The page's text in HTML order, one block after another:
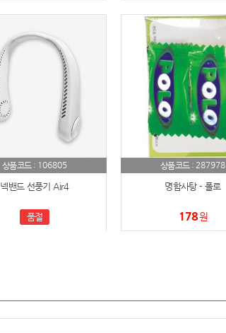
볼펜
양심판촉
여행
텀블러
9 파우치
13 송월타올
상품코드 : 106805
넥밴드 선풍기 Air4
품절
상품코드 : 287978
명함사탕 - 폴로
178원